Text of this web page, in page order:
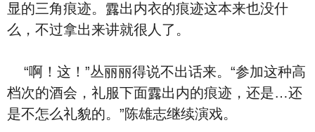
显的三角痕迹。露出内⾐的痕迹这本来也没什
么，不过拿出来讲就很 人了。
“啊！这！”丛丽丽得说不出话来。“参加这种⾼
档次的酒会，礼服下面露出内的痕迹，还是…还
是不怎么礼貌的。”陈雄志继续演戏。